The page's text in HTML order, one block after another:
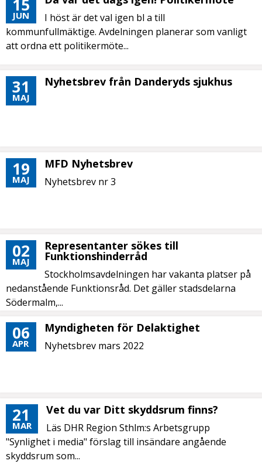
15
JUN
I höst är det val igen bl a till
kommunfullmäktige. Avdelningen planerar som vanligt
att ordna ett politikermöte...
31
MAJ
Nyhetsbrev från Danderyds sjukhus
19
MAJ
MFD Nyhetsbrev
Nyhetsbrev nr 3
02
MAJ
Representanter sökes till
Funktionshinderråd
Stockholmsavdelningen har vakanta platser på
nedanstående Funktionsråd. Det gäller stadsdelarna
Södermalm,...
06
APR
Myndigheten för Delaktighet
Nyhetsbrev mars 2022
21
MAR
Vet du var Ditt skyddsrum finns?
Läs DHR Region Sthlm:s Arbetsgrupp
"Synlighet i media" förslag till insändare angående
skyddsrum som...